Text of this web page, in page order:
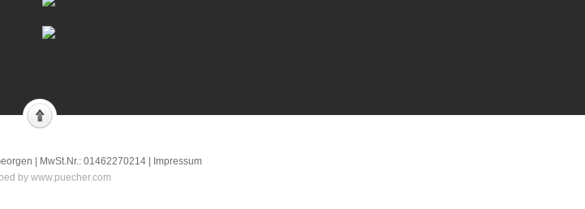
| MwSt.Nr.: 01462270214 |
Impressum
by www.puecher.com